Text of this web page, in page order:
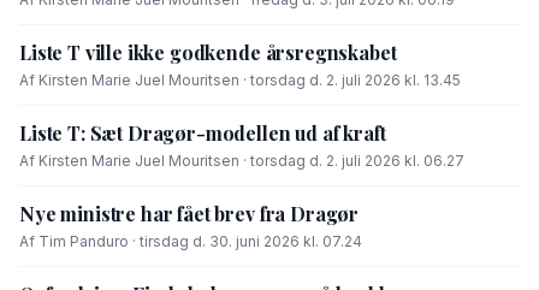
Liste T ville ikke godkende årsregnskabet
Af Kirsten Marie Juel Mouritsen · torsdag d. 2. juli 2026 kl. 13.45
Liste T: Sæt Dragør-modellen ud af kraft
Af Kirsten Marie Juel Mouritsen · torsdag d. 2. juli 2026 kl. 06.27
Nye ministre har fået brev fra Dragør
Af Tim Panduro · tirsdag d. 30. juni 2026 kl. 07.24